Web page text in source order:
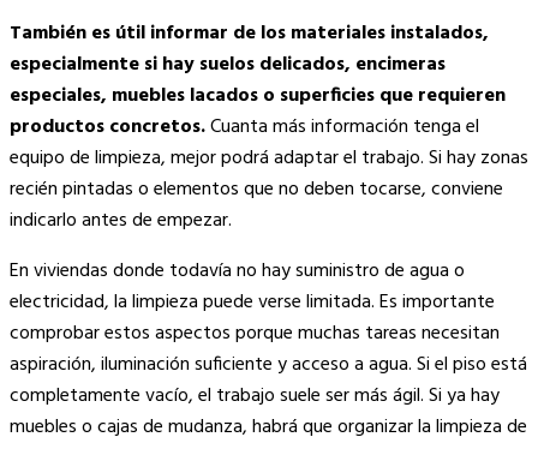
También es útil informar de los materiales instalados,
especialmente si hay suelos delicados, encimeras
especiales, muebles lacados o superficies que requieren
productos concretos.Cuanta más información tenga el
equipo de limpieza, mejor podrá adaptar el trabajo. Si hay zonas
recién pintadas o elementos que no deben tocarse, conviene
indicarlo antes de empezar.
En viviendas donde todavía no hay suministro de agua o
electricidad, la limpieza puede verse limitada. Es importante
comprobar estos aspectos porque muchas tareas necesitan
aspiración, iluminación suficiente y acceso a agua. Si el piso está
completamente vacío, el trabajo suele ser más ágil. Si ya hay
muebles o cajas de mudanza, habrá que organizar la limpieza de